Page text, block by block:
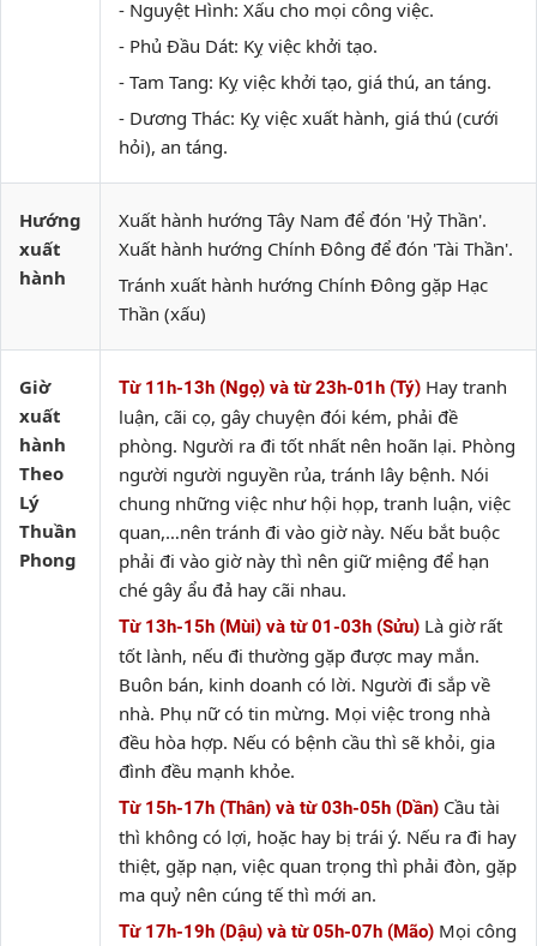
- Nguyệt Hình: Xấu cho mọi công việc.
- Phủ Đầu Dát: Kỵ việc khởi tạo.
- Tam Tang: Kỵ việc khởi tạo, giá thú, an táng.
- Dương Thác: Kỵ việc xuất hành, giá thú (cưới
hỏi), an táng.
Hướng
xuất
hành
Xuất hành hướng Tây Nam để đón 'Hỷ Thần'.
Xuất hành hướng Chính Đông để đón 'Tài Thần'.
Tránh xuất hành hướng Chính Đông gặp Hạc
Thần (xấu)
Giờ
xuất
hành
Theo
Lý
Thuần
Phong
Từ 11h-13h (Ngọ) và từ 23h-01h (Tý) Hay tranh
luận, cãi cọ, gây chuyện đói kém, phải đề
phòng. Người ra đi tốt nhất nên hoãn lại. Phòng
người người nguyền rủa, tránh lây bệnh. Nói
chung những việc như hội họp, tranh luận, việc
quan,…nên tránh đi vào giờ này. Nếu bắt buộc
phải đi vào giờ này thì nên giữ miệng để hạn
ché gây ẩu đả hay cãi nhau.
Từ 13h-15h (Mùi) và từ 01-03h (Sửu) Là giờ rất
tốt lành, nếu đi thường gặp được may mắn.
Buôn bán, kinh doanh có lời. Người đi sắp về
nhà. Phụ nữ có tin mừng. Mọi việc trong nhà
đều hòa hợp. Nếu có bệnh cầu thì sẽ khỏi, gia
đình đều mạnh khỏe.
Từ 15h-17h (Thân) và từ 03h-05h (Dần) Cầu tài
thì không có lợi, hoặc hay bị trái ý. Nếu ra đi hay
thiệt, gặp nạn, việc quan trọng thì phải đòn, gặp
ma quỷ nên cúng tế thì mới an.
Từ 17h-19h (Dậu) và từ 05h-07h (Mão) Mọi công